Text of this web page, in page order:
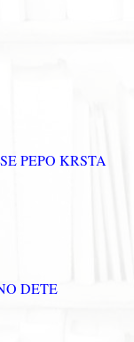
PEPO KRSTA
DETE